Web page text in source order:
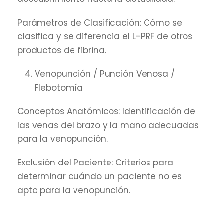
Parámetros de Clasificación: Cómo se
clasifica y se diferencia el L-PRF de otros
productos de fibrina.
Venopunción / Punción Venosa /
Flebotomía
Conceptos Anatómicos: Identificación de
las venas del brazo y la mano adecuadas
para la venopunción.
Exclusión del Paciente: Criterios para
determinar cuándo un paciente no es
apto para la venopunción.